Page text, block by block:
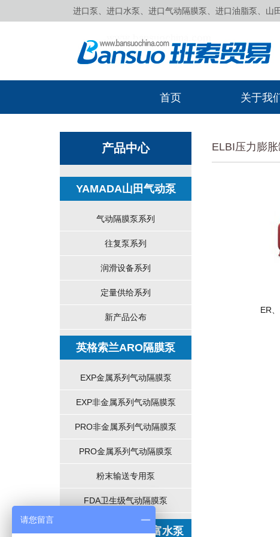
进口泵、进口水泵、进口气动隔膜泵、进口油脂泵、山
首页 关于我
产品中心
YAMADA山田气动泵
气动隔膜泵系列
往复泵系列
润滑设备系列
定量供给系列
新产品公布
英格索兰ARO隔膜泵
EXP金属系列气动隔膜泵
EXP非金属系列气动隔膜泵
PRO非金属系列气动隔膜泵
PRO金属系列气动隔膜泵
粉末输送专用泵
FDA卫生级气动隔膜泵
GRUNDFOS格兰富水泵
ELBI压力膨
ER
请您留言